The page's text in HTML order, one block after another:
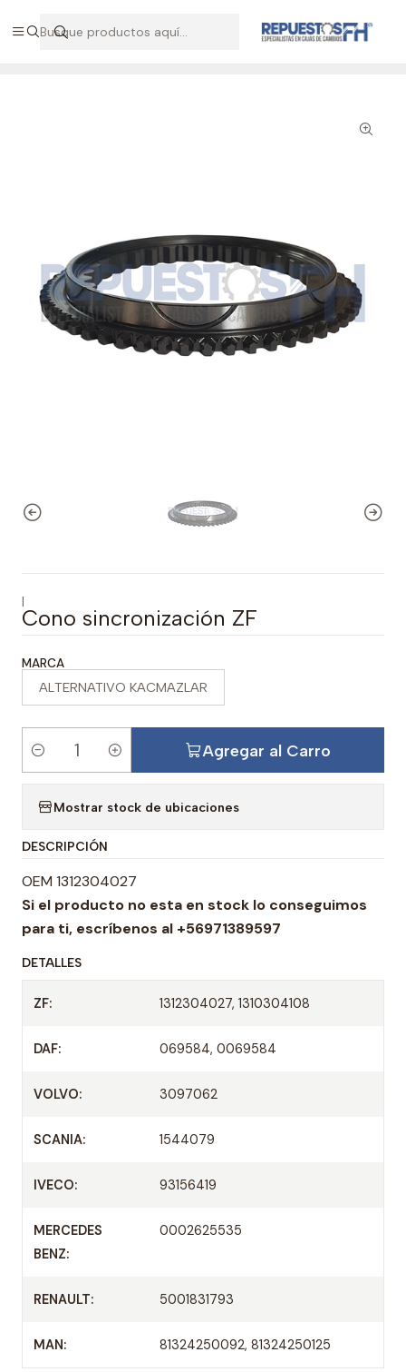
Hablemos por WhatsApp +56 9 7138 9597 / +56 9 8500 2568
|
Cono sincronización ZF
MARCA
ALTERNATIVO KACMAZLAR
i
d
a
d
Agregar al Carro
Mostrar stock de ubicaciones
DESCRIPCIÓN
OEM 1312304027
Si el producto no esta en stock lo conseguimos
para ti, escríbenos al +56971389597
DETALLES
ZF: 1312304027, 1310304108
DAF: 069584, 0069584
VOLVO: 3097062
SCANIA: 1544079
IVECO: 93156419
MERCEDES
BENZ:
0002625535
RENAULT: 5001831793
MAN: 81324250092, 81324250125